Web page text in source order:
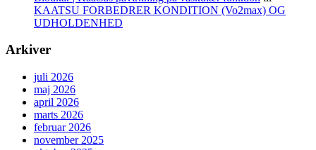
KAATSU FORBEDRER KONDITION (Vo2max) OG
UDHOLDENHED
Arkiver
juli 2026
maj 2026
april 2026
marts 2026
februar 2026
november 2025